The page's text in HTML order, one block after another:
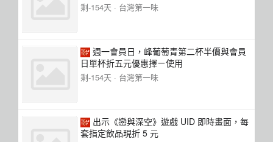
剩-154天 · 台灣第一味
週一會員日，峰葡萄青第二杯半價與會員
日單杯折五元優惠擇ㄧ使用
剩-154天 · 台灣第一味
出示《戀與深空》遊戲 UID 即時畫面，每
套指定飲品現折 5 元